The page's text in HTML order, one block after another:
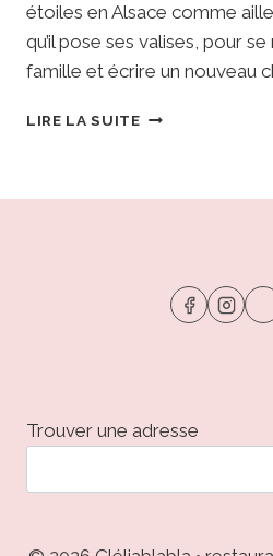
étoiles en Alsace comme
qu’il pose ses valises, pour
famille et écrire un nouveau
LIRE LA SUITELA
CHASSE
Trouver une adresse